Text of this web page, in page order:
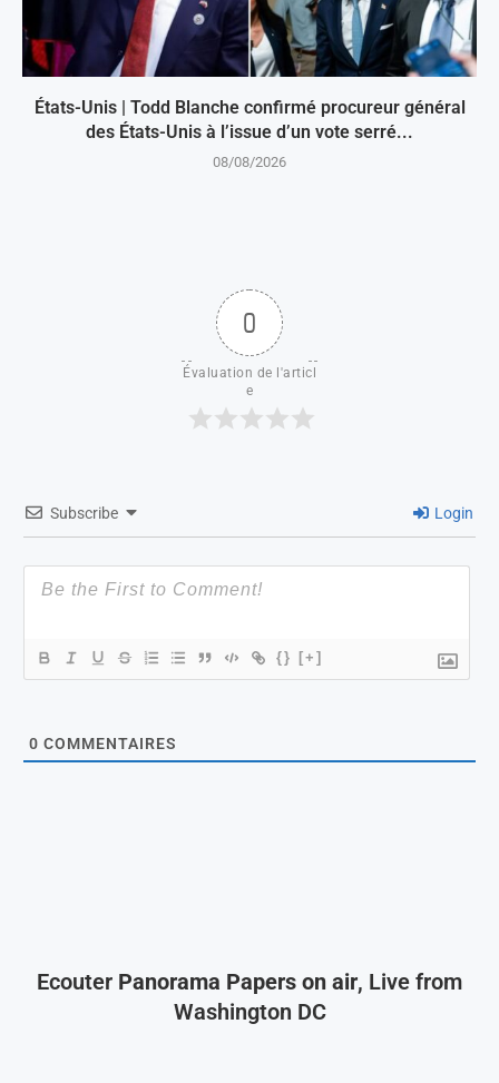
États-Unis | Todd Blanche confirmé procureur général
des États-Unis à l’issue d’un vote serré...
08/08/2026
0
Évaluation de l'articl
e
Subscribe Login
{} [+]
0 COMMENTAIRES
Ecouter Panorama Papers on air, Live from
Washington DC